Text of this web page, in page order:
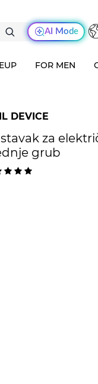
AI Mode
FOR MEN
DEVICE
za
grub